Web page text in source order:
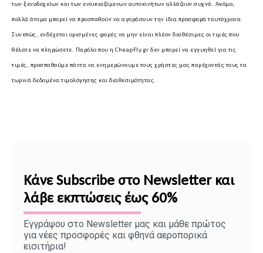
των ξενοδοχείων και των ενοικιαζόμενων αυτοκινήτων αλλάζουν συχνά. Ακόμα,
πολλά άτομα μπορεί να προσπαθούν να αγοράσουν την ίδια προσφορά ταυτόχρονα.
Συνεπώς, ενδέχεται ορισμένες φορές να μην είναι πλέον διαθέσιμες οι τιμές που
θέλατε να πληρώσετε. Παρόλο που η CheapFly.gr δεν μπορεί να εγγυηθεί για τις
τιμές, προσπαθούμε πάντα να ενημερώνουμε τους χρήστες μας παρέχοντάς τους τα
τωρινά δεδομένα τιμολόγησης και διαθεσιμότητας.
Κάνε Subscribe στο Newsletter και
λάβε εκπτώσεις έως 60%
Εγγράψου στο Newsletter μας και μάθε πρώτος
για νέες προσφορές και φθηνά αεροπορικά
εισιτήρια!